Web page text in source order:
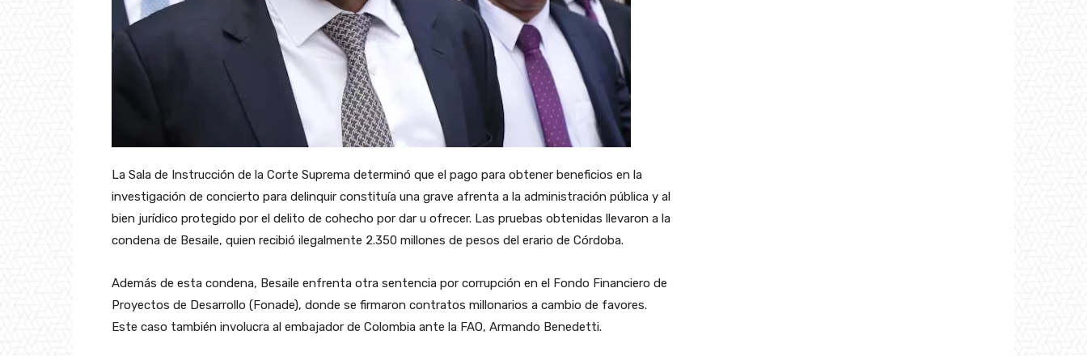
La Sala de Instrucción de la Corte Suprema determinó que el pago para obtener beneficios en la
investigación de concierto para delinquir constituía una grave afrenta a la administración pública y al
bien jurídico protegido por el delito de cohecho por dar u ofrecer. Las pruebas obtenidas llevaron a la
condena de Besaile, quien recibió ilegalmente 2.350 millones de pesos del erario de Córdoba.
Además de esta condena, Besaile enfrenta otra sentencia por corrupción en el Fondo Financiero de
Proyectos de Desarrollo (Fonade), donde se firmaron contratos millonarios a cambio de favores.
Este caso también involucra al embajador de Colombia ante la FAO, Armando Benedetti.